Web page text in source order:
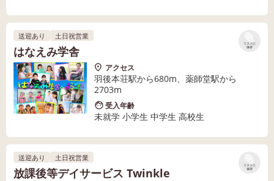
リストに
保存
送迎あり 土日祝営業
はなえみ学舎
アクセス
羽後本荘駅から680m、薬師堂駅から
2703m
受入年齢
未就学 小学生 中学生 高校生
リストに
保存
送迎あり 土日祝営業
放課後等デイサービス Twinkle